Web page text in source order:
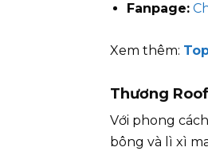
Fanpage:
Xem thêm:
Thương
Với phong
bông và lì xì